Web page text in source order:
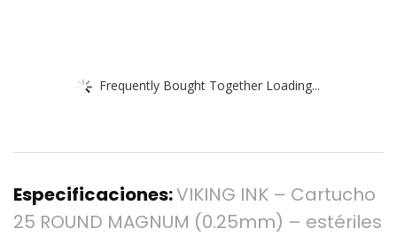
Frequently Bought Together Loading...
Especificaciones:VIKING INK – Cartucho
25 ROUND MAGNUM (0.25mm) – estériles